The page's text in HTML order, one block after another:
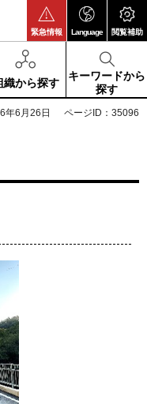
緊急情報 Language 閲覧補助
織から探す
キーワードから
探す
年6月26日 ページID：35096